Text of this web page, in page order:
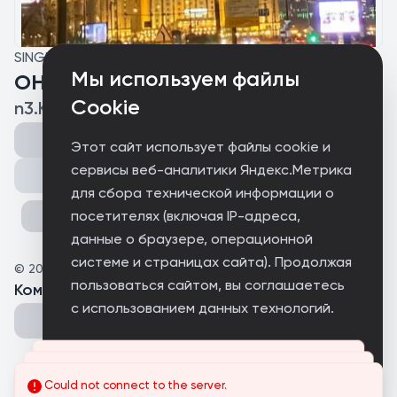
Мы используем файлы
Cookie
Этот сайт использует файлы cookie и
сервисы веб-аналитики Яндекс.Метрика
для сбора технической информации о
посетителях (включая IP-адреса,
данные о браузере, операционной
системе и страницах сайта). Продолжая
пользоваться сайтом, вы соглашаетесь
с использованием данных технологий.
SINGLE
ОНО
n3.KIT
Поделиться
© 2026 n3.KIT
Комментарии(0 )
Could not connect to the server.